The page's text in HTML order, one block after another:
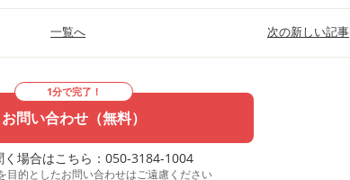
一覧へ 次の新しい記事
1分で完了！
お問い合わせ（無料）
く場合はこちら：050-3184-1004
目的としたお問い合わせはご遠慮ください